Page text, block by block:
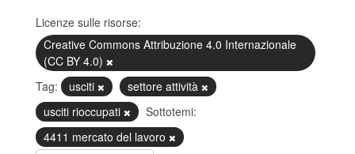
Licenze sulle risorse:
Creative Commons Attribuzione 4.0 Internazionale
(CC BY 4.0)
Tag:
usciti
settore attività
usciti rioccupati
Sottotemi:
4411 mercato del lavoro